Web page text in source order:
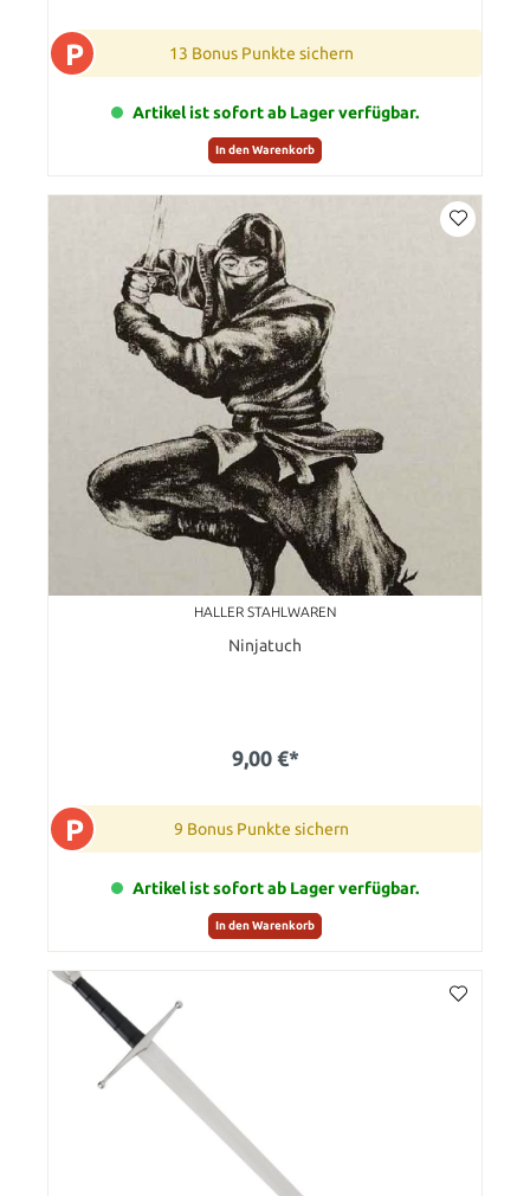
P 13 Bonus Punkte sichern
Artikel ist sofort ab Lager verfügbar.
In den Warenkorb
HALLER STAHLWAREN
Ninjatuch
9,00 €*
P 9 Bonus Punkte sichern
Artikel ist sofort ab Lager verfügbar.
In den Warenkorb